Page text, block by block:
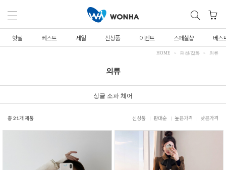
핫딜 베스트 세일 신상품 이벤트 스페셜샵 베스
HOME 패션/잡화 의류
의류
싱글 소파 체어
총21개 제품 신상품 판매순 높은가격 낮은가격